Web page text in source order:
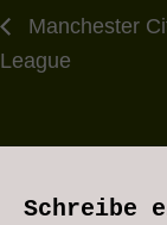
Manchester
League
Schreibe